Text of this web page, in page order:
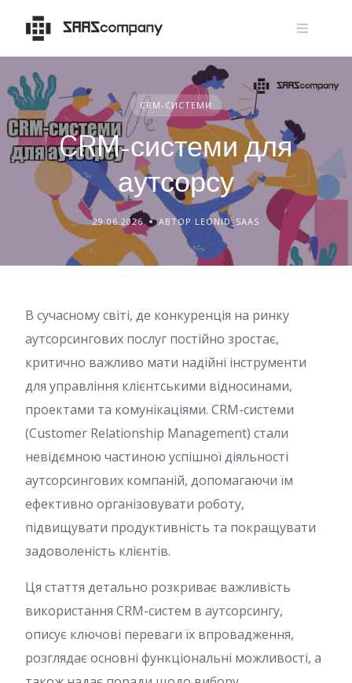
content
CRM-СИСТЕМИ
CRM-системи для
аутсорсу
29.06.2026 АВТОР LEONID_SAAS
В сучасному світі, де конкуренція на ринку
аутсорсингових послуг постійно зростає,
критично важливо мати надійні інструменти
для управління клієнтськими відносинами,
проектами та комунікаціями. CRM-системи
(Customer Relationship Management) стали
невідємною частиною успішної діяльності
аутсорсингових компаній, допомагаючи їм
ефективно організовувати роботу,
підвищувати продуктивність та покращувати
задоволеність клієнтів.
Ця стаття детально розкриває важливість
використання CRM-систем в аутсорсингу,
описує ключові переваги їх впровадження,
розглядає основні функціональні можливості, а